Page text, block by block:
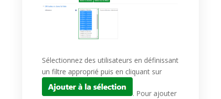
Sélectionnez des utilisateurs en définissant
un filtre approprié puis en cliquant sur
. Pour ajouter